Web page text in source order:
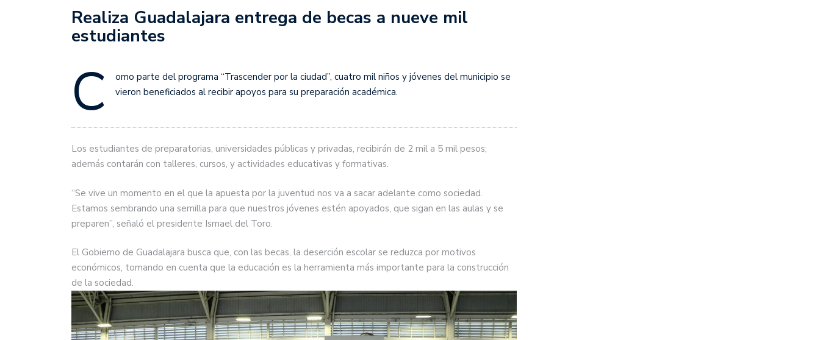
Realiza Guadalajara entrega de becas a nueve mil
estudiantes
C
omo parte del programa “Trascender por la ciudad”, cuatro mil niños y jóvenes del municipio se
vieron beneficiados al recibir apoyos para su preparación académica.
Los estudiantes de preparatorias, universidades públicas y privadas, recibirán de 2 mil a 5 mil pesos;
además contarán con talleres, cursos, y actividades educativas y formativas.
“Se vive un momento en el que la apuesta por la juventud nos va a sacar adelante como sociedad.
Estamos sembrando una semilla para que nuestros jóvenes estén apoyados, que sigan en las aulas y se
preparen”, señaló el presidente Ismael del Toro.
El Gobierno de Guadalajara busca que, con las becas, la deserción escolar se reduzca por motivos
económicos, tomando en cuenta que la educación es la herramienta más importante para la construcción
de la sociedad.